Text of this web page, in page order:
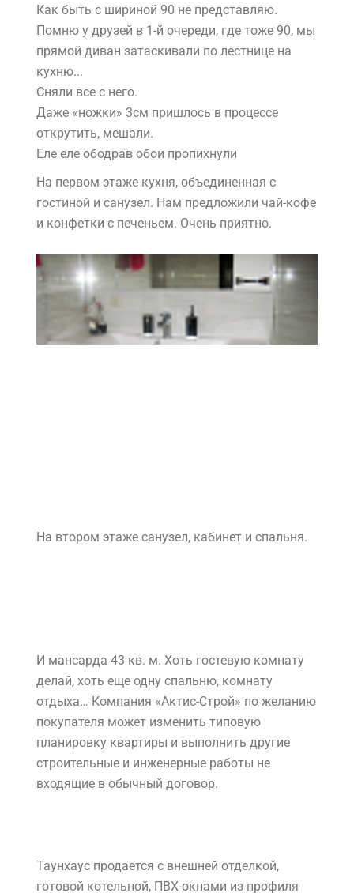
Как быть с шириной 90 не представляю.
Помню у друзей в 1-й очереди, где тоже 90, мы
прямой диван затаскивали по лестнице на
кухню...
Сняли все с него.
Даже «ножки» 3см пришлось в процессе
открутить, мешали.
Еле еле ободрав обои пропихнули
На первом этаже кухня, объединенная с
гостиной и санузел. Нам предложили чай-кофе
и конфетки с печеньем. Очень приятно.
На втором этаже санузел, кабинет и спальня.
И мансарда 43 кв. м. Хоть гостевую комнату
делай, хоть еще одну спальню, комнату
отдыха… Компания «Актис-Строй» по желанию
покупателя может изменить типовую
планировку квартиры и выполнить другие
строительные и инженерные работы не
входящие в обычный договор.
Таунхаус продается с внешней отделкой,
готовой котельной, ПВХ-окнами из профиля